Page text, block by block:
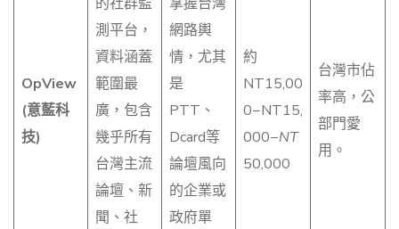
OpView
(意藍科
技)
測平台，
資料涵蓋
範圍最
廣，包含
幾乎所有
台灣主流
論壇、新
聞、社
網路輿
情，尤其
是
PTT、
Dcard等
論壇風向
的企業或
政府單
約
NT15,00
0−NT15,
000−NT
50,000
台灣市佔
率高，公
部門愛
用。